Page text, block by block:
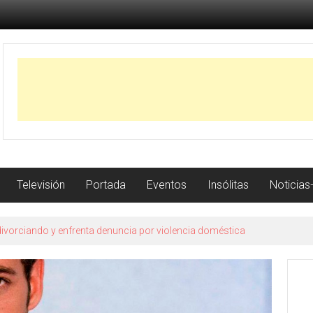
Televisión Portada Eventos Insólitas
y enfrenta denuncia por violencia doméstica